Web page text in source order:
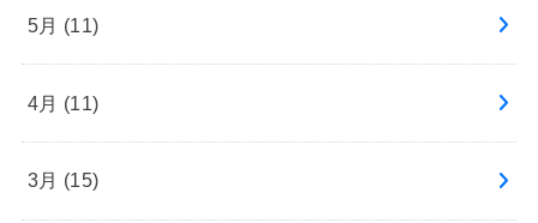
5月 (11)
4月 (11)
3月 (15)